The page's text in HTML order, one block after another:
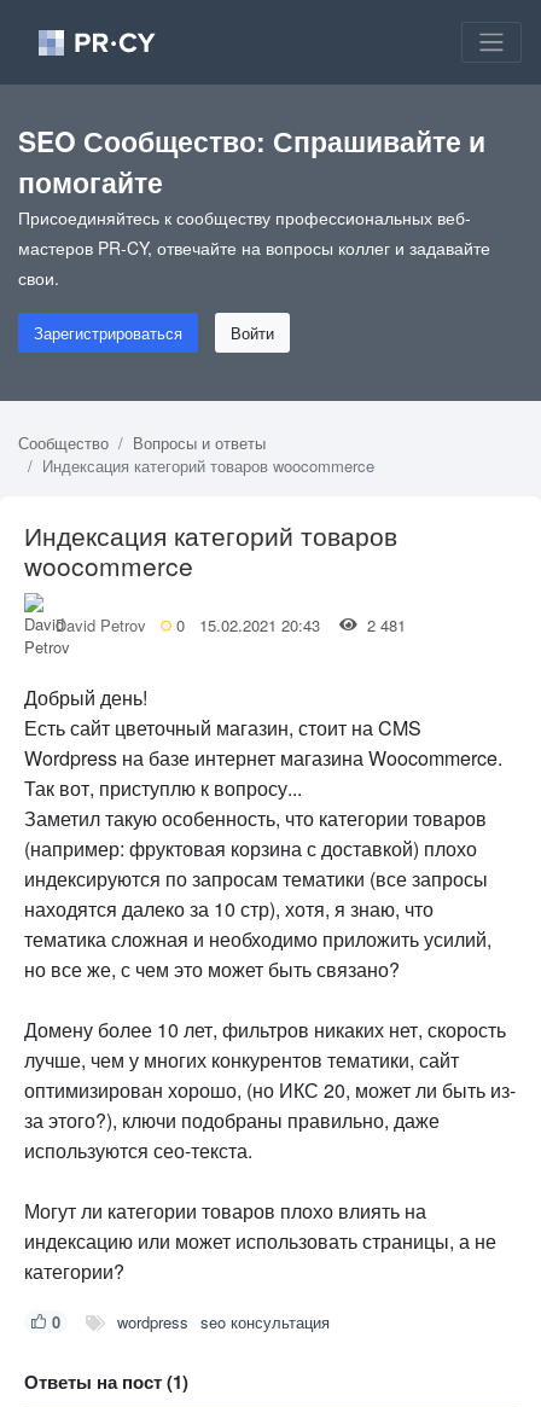
SEO Сообщество: Спрашивайте и
помогайте
Присоединяйтесь к сообществу профессиональных веб-
мастеров PR-CY, отвечайте на вопросы коллег и задавайте
свои.
Зарегистрироваться Войти
Сообщество
Вопросы и ответы
Индексация категорий товаров woocommerce
Индексация категорий товаров
woocommerce
David Petrov 0 15.02.2021 20:43 2 481
Добрый день!
Есть сайт цветочный магазин, стоит на CMS
Wordpress на базе интернет магазина Woocommerce.
Так вот, приступлю к вопросу...
Заметил такую особенность, что категории товаров
(например: фруктовая корзина с доставкой) плохо
индексируются по запросам тематики (все запросы
находятся далеко за 10 стр), хотя, я знаю, что
тематика сложная и необходимо приложить усилий,
но все же, с чем это может быть связано?
Домену более 10 лет, фильтров никаких нет, скорость
лучше, чем у многих конкурентов тематики, сайт
оптимизирован хорошо, (но ИКС 20, может ли быть из-
за этого?), ключи подобраны правильно, даже
используются сео-текста.
Могут ли категории товаров плохо влиять на
индексацию или может использовать страницы, а не
категории?
0 wordpress seo консультация
Ответы на пост (1)